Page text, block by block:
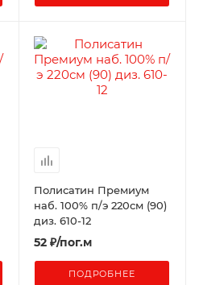
Полисатин Премиум
наб. 100% п/э 220см (90)
диз. 610-12
52₽/пог.м
ПОДРОБНЕЕ